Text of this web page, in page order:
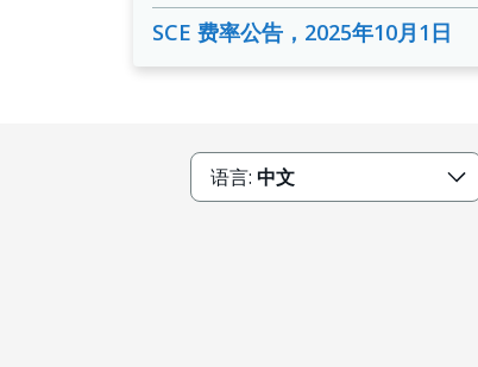
SCE 费率公告，2025年10月1日
语言: 中文